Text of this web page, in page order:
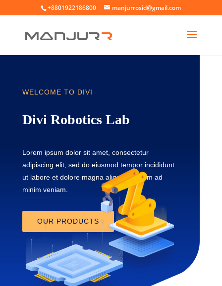
+8801922186800 manjurrosid@gmail.com
WELCOME TO DIVI
Divi Robotics Lab
Lorem ipsum dolor sit amet, consectetur
adipiscing elit, sed do eiusmod tempor incididunt
ut labore et dolore magna aliqua. Ut enim ad
minim veniam.
OUR PRODUCTS